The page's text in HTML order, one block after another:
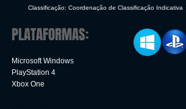
Classificação: Coordenação de Classificação Indicativa
PLATAFORMAS:
Microsoft Windows
PlayStation 4
Xbox One